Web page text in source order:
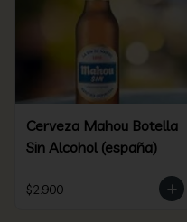
Cerveza Mahou Botella
Sin Alcohol (españa)
$2.900